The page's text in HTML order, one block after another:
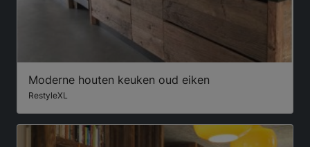
Moderne houten keuken oud eiken
RestyleXL